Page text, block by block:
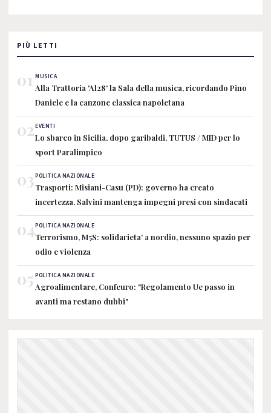
PIÙ LETTI
01 MUSICA
Alla Trattoria 'Al28' la Sala della musica, ricordando Pino
Daniele e la canzone classica napoletana
02EVENTI
Lo sbarco in Sicilia, dopo garibaldi, TUTUS / MID per lo
sport Paralimpico
03POLITICA NAZIONALE
Trasporti: Misiani-Casu (PD): governo ha creato
incertezza, Salvini mantenga impegni presi con sindacati
04POLITICA NAZIONALE
Terrorismo, M5S: solidarieta' a nordio, nessuno spazio per
odio e violenza
05 POLITICA NAZIONALE
Agroalimentare, Confeuro: "Regolamento Ue passo in
avanti ma restano dubbi"